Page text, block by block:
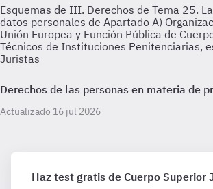
Esquemas de III. Derechos de Tema 25.
datos personales de Apartado A)
Unión Europea y Función Pública de
Técnicos de Instituciones Penitenciarias,
Juristas
Derechos de las personas en materia de
Actualizado 16 jul 2026
Haz test gratis de Cuerpo Superior